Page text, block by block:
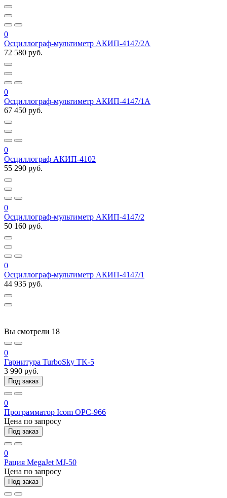
0
Осциллограф-мультиметр АКИП-4147/2А
72 580 руб.
0
Осциллограф-мультиметр АКИП-4147/1А
67 450 руб.
0
Осциллограф АКИП-4102
55 290 руб.
0
Осциллограф-мультиметр АКИП-4147/2
50 160 руб.
0
Осциллограф-мультиметр АКИП-4147/1
44 935 руб.
Вы смотрели 18
0
Гарнитура TurboSky TK-5
3 990 руб.
Под заказ
0
Программатор Icom OPC-966
Цена по запросу
Под заказ
0
Рация MegaJet MJ-50
Цена по запросу
Под заказ